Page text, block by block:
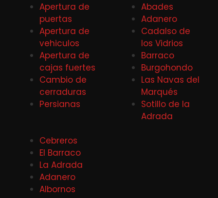
Apertura de
puertas
Apertura de
vehiculos
Apertura de
cajas fuertes
Cambio de
cerraduras
Persianas
Abades
Adanero
Cadalso de
los Vidrios
Barraco
Burgohondo
Las Navas del
Marqués
Sotillo de la
Adrada
Cebreros
El Barraco
La Adrada
Adanero
Albornos